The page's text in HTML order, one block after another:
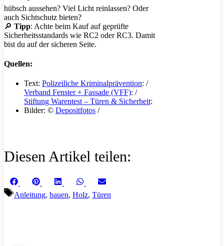
hübsch aussehen? Viel Licht reinlassen? Oder
auch Sichtschutz bieten?
🔎 Tipp: Achte beim Kauf auf geprüfte
Sicherheitsstandards wie RC2 oder RC3. Damit
bist du auf der sicheren Seite.
Quellen:
Text: Polizeiliche Kriminalprävention: /
Verband Fenster + Fassade (VFF): /
Stiftung Warentest – Türen & Sicherheit:
Bilder: © Depositfotos /
Diesen Artikel teilen:
Share
on
FacebookShare
Pinterest Share
LinkedInShare
on
WhatsApp
Share
Schlagwörter
Anleitung, bauen, Holz, Türen